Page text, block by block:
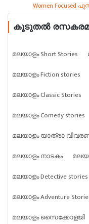
Women Focused
കൂടുതൽ
മലയാളം Short Stories
മലയാളം Fiction stories
മലയാളം Classic Stories
മലയാളം Comedy stories
മലയാളം യാത്രാ
മലയാളം നാടകം
മലയാളം Detective stories
മലയാളം Adventure
മലയാളം സൈക്കോളജി